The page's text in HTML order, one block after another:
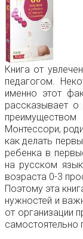
Книга от
педагогом.
именно этот
рассказывает
Монтессори,
как делать
ребенка в
на русском
возраста 0-3
Поэтому эта
нужностей и
от организации
самостоятельно